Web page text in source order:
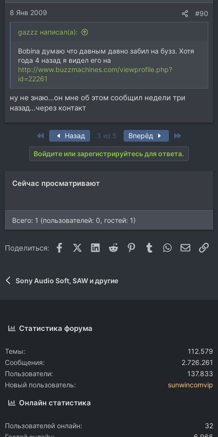
8 Янв 2009 #90
gazzz написал(а):
Bobina думаю что давным давно забил на бузз. Хотя
года 4 назад я видел его на
http://www.buzzmachines.com/viewprofile.php?
id=22261
ну не знаю...он мне об этом сообщил недели три
назад...через контакт
First Назад 3 из 5 Вперёд
Войдите или зарегистрируйтесь для ответа.
Сейчас просматривают
Всего: 1 (пользователей: 0, гостей: 1)
Поделиться: FacebookX (Twitter)
LinkedIn
Reddit Pinterest
Tumblr WhatsApp
Sony Audio Soft, SAW и другие
Статистика форума
Темы
112.579
Сообщения
2.726.261
Пользователи
137.833
Новый пользователь
sunwincomvip
Онлайн статистика
Пользователей онлайн
32